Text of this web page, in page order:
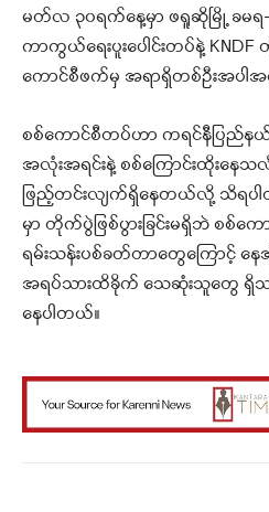
မတ်လ ၃၀ရက်နေ့မှာ ဖရူဆိုမြို့ ခမ
ကာကွယ်ရေးပူးပေါင်းတပ်နဲ့ KNDF
ကောင်စီဖက်မှ အရာရှိတစ်ဦးအပါအ
စစ်ကောင်စီတပ်ဟာ ကရင်နီပြည်
အလုံးအရင်းနဲ့ စစ်ကြောင်းထိုးနေ
ဖြည့်တင်းလျက်ရှိနေတယ်လို့ သိရပါ
မှာ တိုက်ပွဲဖြစ်ပွားခြင်းမရှိဘဲ စစ်
ရမ်းသန်းပစ်ခတ်တာတွေကြောင့် နေ
အရပ်သားထိခိုက် သေဆုံးသူတွေ ရှိ
နေပါတယ်။